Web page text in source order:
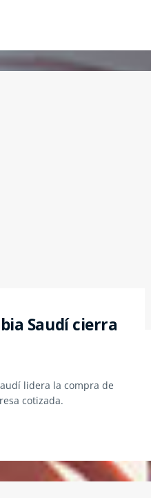
Saudí cierra
lidera la compra de
cotizada.